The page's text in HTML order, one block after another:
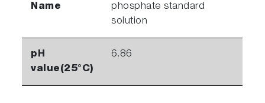
Name
phosphate standard
solution
pH
value(25°C)
6.86